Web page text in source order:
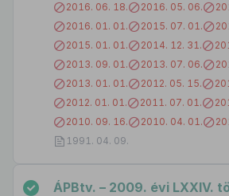
2016. 06. 18.
2016. 05. 06.
2016. 01. 01.
2015. 07. 01.
2015. 01. 01.
2014. 12. 31.
2013. 09. 01.
2013. 07. 06.
2013. 01. 01.
2012. 05. 15.
2012. 01. 01.
2011. 07. 01.
2010. 09. 16.
2010. 04. 01.
1991. 04. 09.
ÁPBtv. – 2009. évi LXXIV.